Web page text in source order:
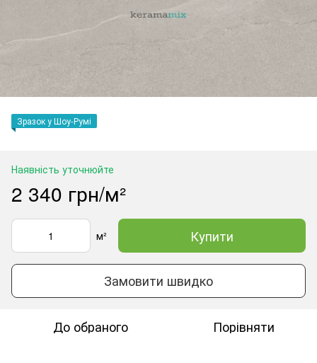
Зразок у Шоу-Румі
Наявність уточнюйте
2 340 грн/м²
м² Купити
Замовити швидко
До обраного Порівняти